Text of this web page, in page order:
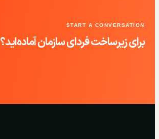
START A CONVERSATION
برای زیرساخت فردای سازمان آماده‌اید؟